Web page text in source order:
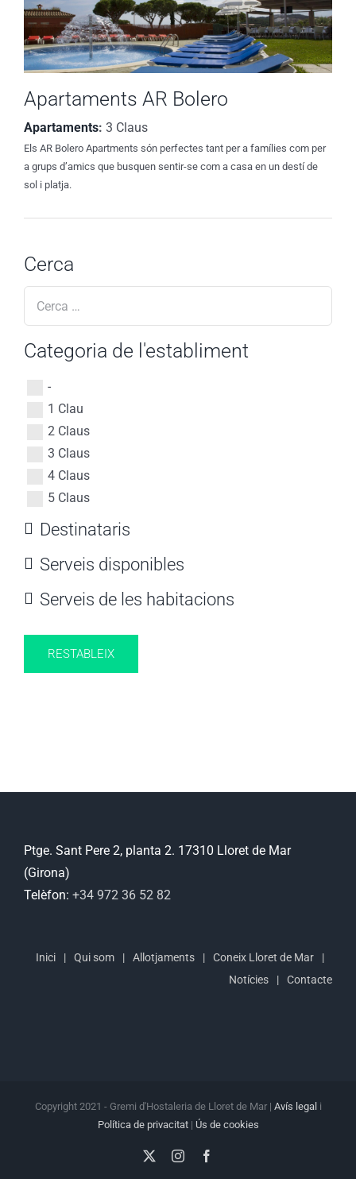
Apartaments AR Bolero
Apartaments: 3 Claus
Els AR Bolero Apartments són perfectes tant per a famílies com per
a grups d’amics que busquen sentir-se com a casa en un destí de
sol i platja.
Cerca
Categoria de l'establiment
-
1 Clau
2 Claus
3 Claus
4 Claus
5 Claus
Destinataris
Serveis disponibles
Serveis de les habitacions
Ptge. Sant Pere 2, planta 2. 17310 Lloret de Mar
(Girona)
Telèfon: +34 972 36 52 82
Inici Qui som Allotjaments
Coneix Lloret de Mar
Notícies
Contacte
Copyright 2021 - Gremi d'Hostaleria de Lloret de Mar | Avís legal i
Política de privacitat| Ús de cookies
Instagram